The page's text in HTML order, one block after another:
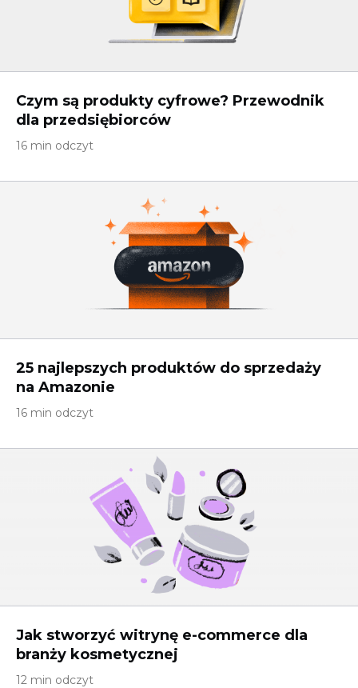
Czym są produkty cyfrowe? Przewodnik
dla przedsiębiorców
16 min odczyt
25 najlepszych produktów do sprzedaży
na Amazonie
16 min odczyt
Jak stworzyć witrynę e-commerce dla
branży kosmetycznej
12 min odczyt